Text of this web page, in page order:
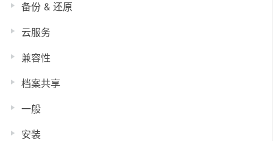
备份 & 还原
云服务
兼容性
档案共享
一般
安装